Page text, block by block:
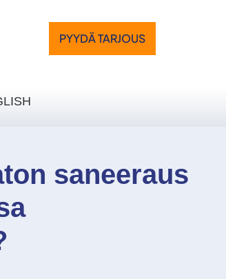
PYYDÄ TARJOUS
saneeraus